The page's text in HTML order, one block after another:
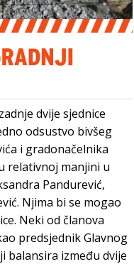
dvije sjednice
odsustvo bivšeg
i gradonačelnika
relativnoj manjini u
Pandurević,
Njima bi se mogao
Neki od članova
predsjednik Glavnog
balansira između dvije